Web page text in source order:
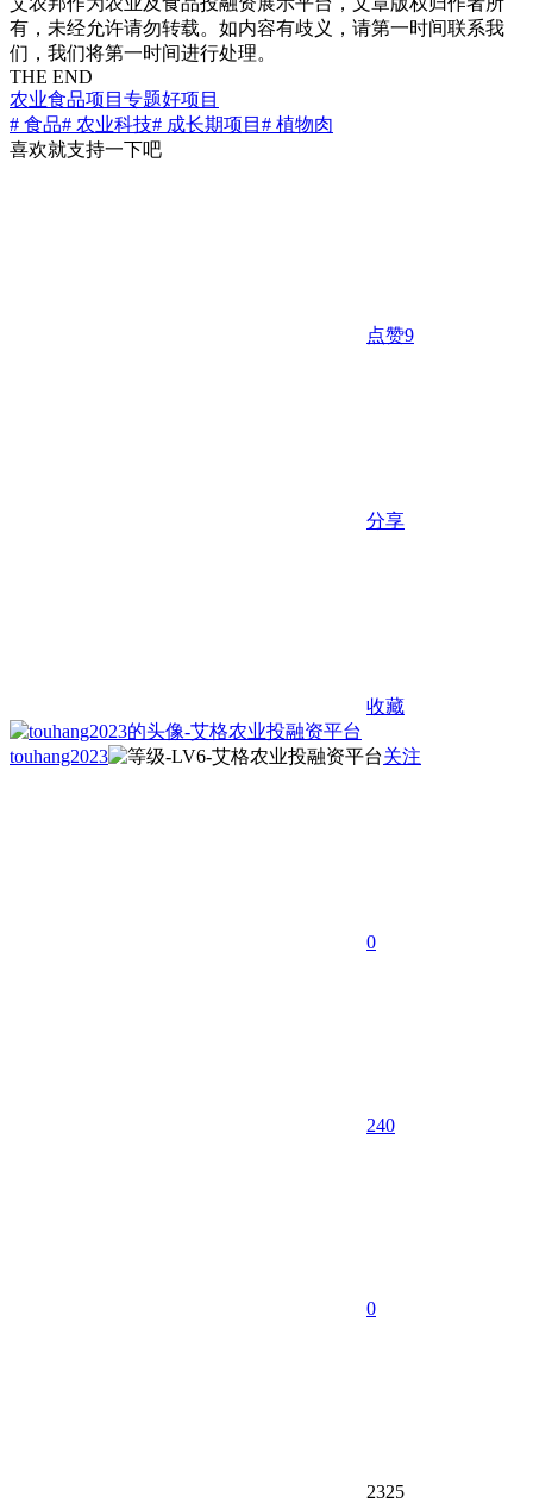
有，未经允许请勿转载。如内容有歧义，请第一时间联系我
们，我们将第一时间进行处理。
THE END
农业食品项目专题好项目
# 食品# 农业科技# 成长期项目 # 植物肉
喜欢就支持一下吧
点赞9
分享
收藏
touhang2023 关注
0
240
0
2325